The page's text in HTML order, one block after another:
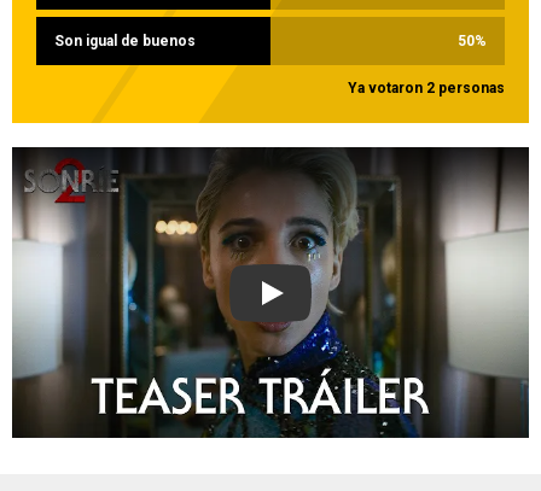
Son igual de buenos 50%
Ya votaron 2 personas
Play